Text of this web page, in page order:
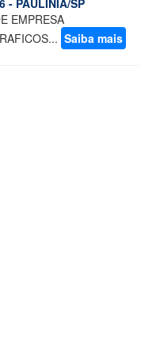
- PAULINIA/SP
EMPRESA
Saiba mais